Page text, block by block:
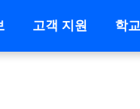
고객 지원 학교